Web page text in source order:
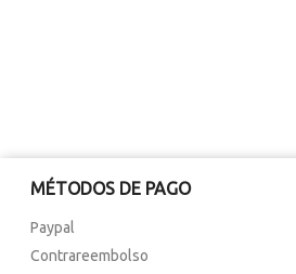
MÉTODOS DE PAGO
Paypal
Contrareembolso